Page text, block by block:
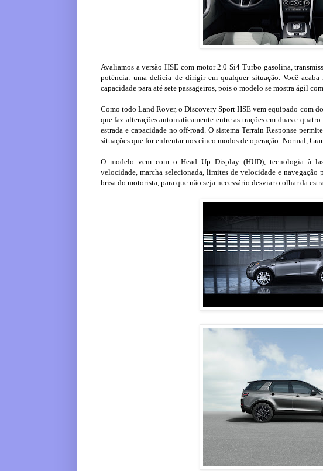
Avaliamos a versão HSE com motor 2.0 Si4 Turbo gasolina,
potência: uma delícia de dirigir em qualquer situação. Você
capacidade para até sete passageiros, pois o modelo se mostra ágil
Como todo Land Rover, o Discovery Sport HSE vem equipado com
que faz alterações automaticamente entre as trações em duas e
estrada e capacidade no off-road. O sistema Terrain Response
situações que for enfrentar nos cinco modos de operação: Normal,
O modelo vem com o Head Up Display (HUD), tecnologia à
velocidade, marcha selecionada, limites de velocidade e navegação
brisa do motorista, para que não seja necessário desviar o olhar da